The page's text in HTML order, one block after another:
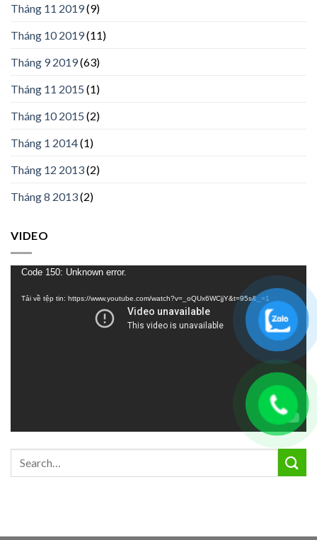
Tháng 11 2019(9)
Tháng 10 2019(11)
Tháng 9 2019(63)
Tháng 11 2015 (1)
Tháng 10 2015 (2)
Tháng 1 2014(1)
Tháng 12 2013(2)
Tháng 8 2013(2)
VIDEO
Trình
Code 150: Unknown error.
Tải về tệp tin: https://www.youtube.com/watch?v=_oQUx6WCjjY&t=95s&_=1